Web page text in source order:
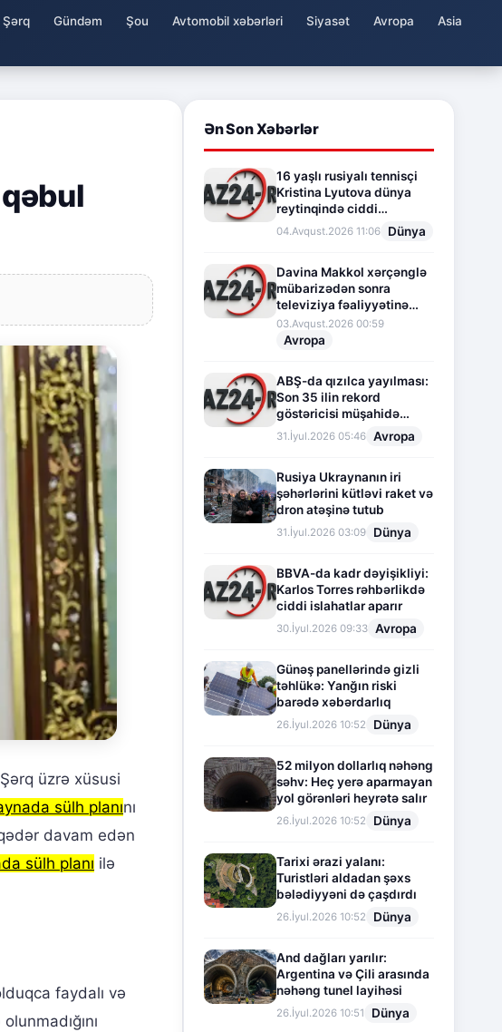
Şərq Gündəm Şou Avtomobil xəbərləri Siyasət Avropa
Asia
üzrə xüsusi
sülh planını
davam edən
sülh planı ilə
faydalı və
Ən Son Xəbərlər
16 yaşlı rusiyalı tennisçi
Kristina Lyutova dünya
reytinqində ciddi
irəliləyişə imza atdı
04.Avqust.2026 11:06 Dünya
Davina Makkol xərçənglə
mübarizədən sonra
televiziya fəaliyyətinə
fasilə verir
03.Avqust.2026 00:59
Avropa
ABŞ-da qızılca yayılması:
Son 35 ilin rekord
göstəricisi müşahidə
olunur
31.İyul.2026 05:46 Avropa
Rusiya Ukraynanın iri
şəhərlərini kütləvi raket və
dron atəşinə tutub
31.İyul.2026 03:09 Dünya
BBVA-da kadr dəyişikliyi:
Karlos Torres rəhbərlikdə
ciddi islahatlar aparır
30.İyul.2026 09:33 Avropa
Günəş panellərində gizli
təhlükə: Yanğın riski
barədə xəbərdarlıq
26.İyul.2026 10:52 Dünya
52 milyon dollarlıq nəhəng
səhv: Heç yerə aparmayan
yol görənləri heyrətə salır
26.İyul.2026 10:52 Dünya
Tarixi ərazi yalanı:
Turistləri aldadan şəxs
bələdiyyəni də çaşdırdı
26.İyul.2026 10:52 Dünya
And dağları yarılır:
Argentina və Çili arasında
nəhəng tunel layihəsi
26.İyul.2026 10:51 Dünya